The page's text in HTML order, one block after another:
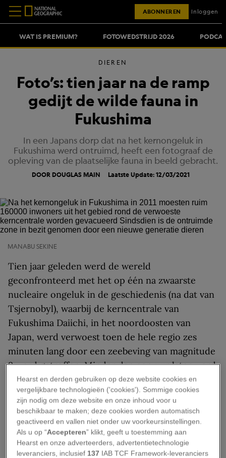
WAT IS PREMIUM? FOTOWEDSTRIJD 2026
ABONNEREN Inloggen
DIEREN
Foto’s: tien jaar na de ramp
gedijt de wilde fauna in
Fukushima
In een Japans dorp dat na het kernongeluk in
Fukushima werd ontruimd, heeft een fotograaf de
opleving van de plaatselijke fauna in beeld gebracht.
DOOR DOUGLAS MAIN Laatste Update: 12/03/2021
MANABU SEKINE
Tien jaar geleden werd de wereld
geconfronteerd met het op één na zwaarste
nucleaire ongeluk in de geschiedenis (na dat van
Tsjernobyl), waarbij de kerncentrale van
Fukushima Daiichi, in het noordoosten van
Japan, werd verwoest toen de hele regio zes
minuten lang door een zeebeving van magnitude
9 werd getroffen. Minder dan een uur later werd
de noordoostkust van het land overspoeld door
een zware tsunami, waarbij 36 meter hoge
muren van zeewater bijna tien kilometer
landinwaarts trokken. De ondergelopen
noodgeneratoren van de kerncentrale stopten
met werken, wat leidde tot de meltdown en
Hearst en derden gebruiken op deze website cookies en
vergelijkbare technologieën ('cookies'). Sommige cookies
zijn nodig om deze website en onze inhoud voor u
beschikbaar te maken; deze cookies worden automatisch
geactiveerd en vallen niet onder uw voorkeursinstellingen.
Als u op “Accepteren” klikt, geeft u toestemming aan
Hearst en onze adverteerders, advertentietechnologie
leveranciers, inclusief 137 IAB TCF Framework-leveranciers